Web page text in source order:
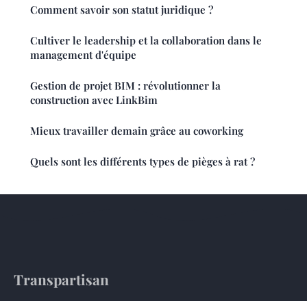
Comment savoir son statut juridique ?
Cultiver le leadership et la collaboration dans le
management d'équipe
Gestion de projet BIM : révolutionner la
construction avec LinkBim
Mieux travailler demain grâce au coworking
Quels sont les différents types de pièges à rat ?
Transpartisan